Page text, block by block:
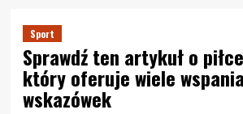
Sport
Sprawdź ten artykuł o
który oferuje wiele
wskazówek